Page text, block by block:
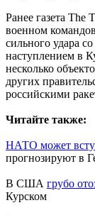
Ранее газета The
военном
сильного удара
наступлением в
несколько
других
российскими
Читайте также:
НАТО может
прогнозируют в
В США грубо
Курском